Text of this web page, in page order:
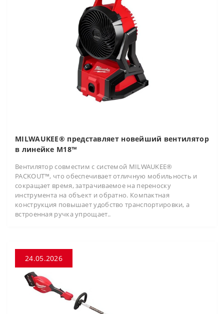
MILWAUKEE® представляет новейший вентилятор
в линейке M18™
Вентилятор совместим с системой MILWAUKEE®
PACKOUT™, что обеспечивает отличную мобильность и
сокращает время, затрачиваемое на переноску
инструмента на объект и обратно. Компактная
конструкция повышает удобство транспортировки, а
встроенная ручка упрощает..
24.05.2026